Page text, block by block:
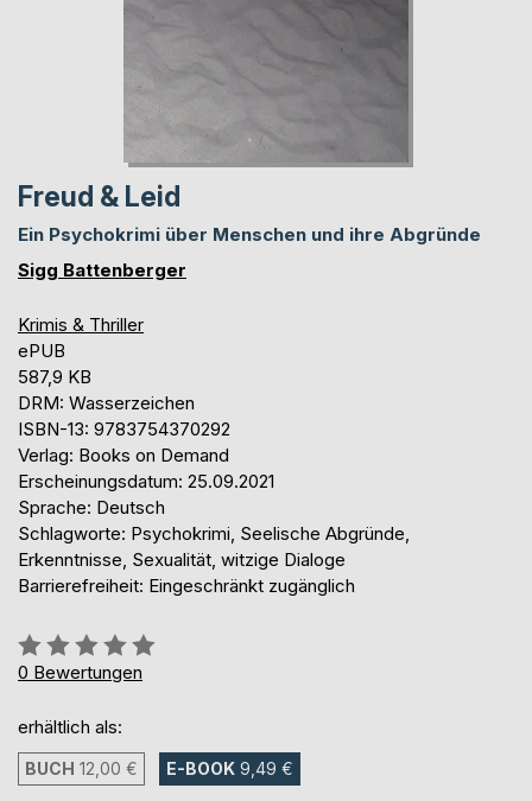
Freud & Leid
Ein Psychokrimi über Menschen und ihre Abgründe
Sigg Battenberger
Krimis & Thriller
ePUB
587,9 KB
DRM: Wasserzeichen
ISBN-13: 9783754370292
Verlag: Books on Demand
Erscheinungsdatum: 25.09.2021
Sprache: Deutsch
Schlagworte: Psychokrimi, Seelische Abgründe,
Erkenntnisse, Sexualität, witzige Dialoge
Barrierefreiheit: Eingeschränkt zugänglich
Bewertung::
0%
0 Bewertungen
erhältlich als:
BUCH 12,00 € E-BOOK 9,49 €